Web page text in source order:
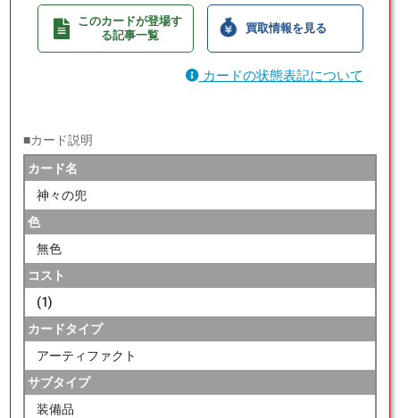
このカードが登場す
る記事一覧
買取情報を見る
カードの状態表記について
■カード説明
カード名
神々の兜
色
無色
コスト
(1)
カードタイプ
アーティファクト
サブタイプ
装備品